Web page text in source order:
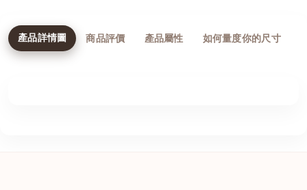
產品詳情圖 商品評價 產品屬性 如何量度你的尺寸